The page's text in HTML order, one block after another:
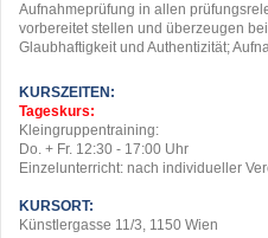
Aufnahmeprüfung in allen
vorbereitet stellen und überzeugen
Glaubhaftigkeit und Authentizität;
KURSZEITEN:
Tageskurs:
Kleingruppentraining:
Do. + Fr. 12:30 - 17:00 Uhr
Einzelunterricht: nach individueller
KURSORT:
Künstlergasse 11/3, 1150 Wien